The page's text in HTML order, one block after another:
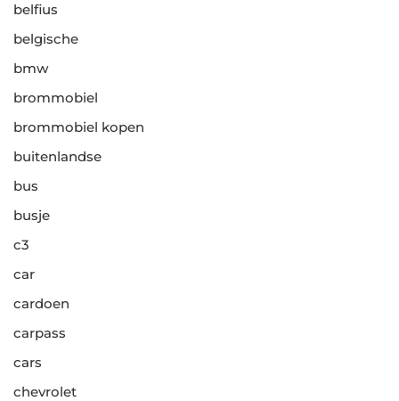
belfius
belgische
bmw
brommobiel
brommobiel kopen
buitenlandse
bus
busje
c3
car
cardoen
carpass
cars
chevrolet